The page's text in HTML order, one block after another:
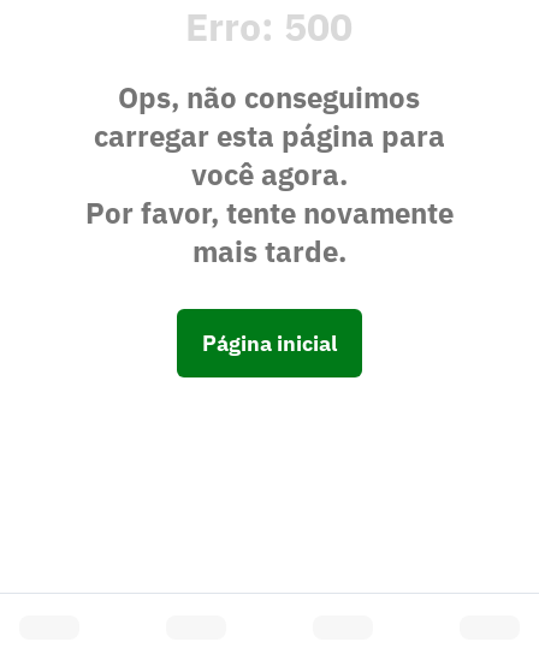
Erro: 500
Ops, não conseguimos
carregar esta página para
você agora.
Por favor, tente novamente
mais tarde.
Página inicial